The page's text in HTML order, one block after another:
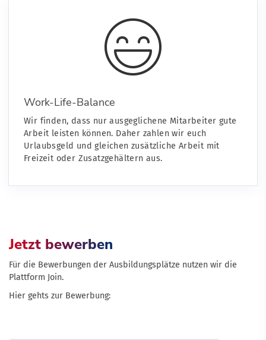
Work-Life-Balance
Wir finden, dass nur ausgeglichene Mitarbeiter gute
Arbeit leisten können. Daher zahlen wir euch
Urlaubsgeld und gleichen zusätzliche Arbeit mit
Freizeit oder Zusatzgehältern aus.
Jetzt bewerben
Für die Bewerbungen der Ausbildungsplätze nutzen wir die
Plattform Join.
Hier gehts zur Bewerbung: